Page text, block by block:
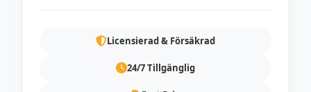
Licensierad & Försäkrad
24/7 Tillgänglig